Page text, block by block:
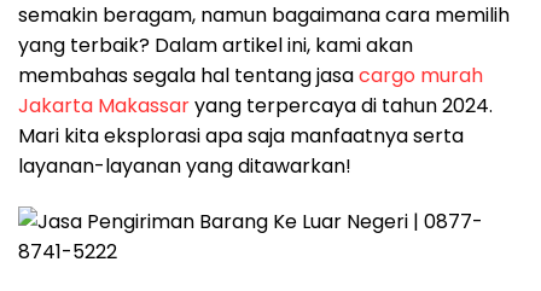
semakin beragam, namun bagaimana cara memilih
yang terbaik? Dalam artikel ini, kami akan
membahas segala hal tentang jasacargo murah
Jakarta Makassaryang terpercaya di tahun 2024.
Mari kita eksplorasi apa saja manfaatnya serta
layanan-layanan yang ditawarkan!